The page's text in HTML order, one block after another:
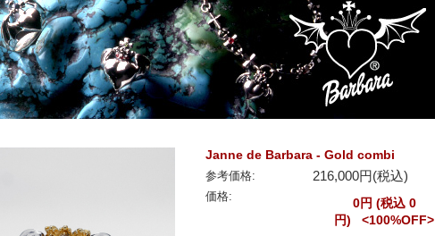
Janne de Barbara - Gold combi
参考価格: 216,000円(税込)
価格:
0円 (税込 0
円) <100%OFF>